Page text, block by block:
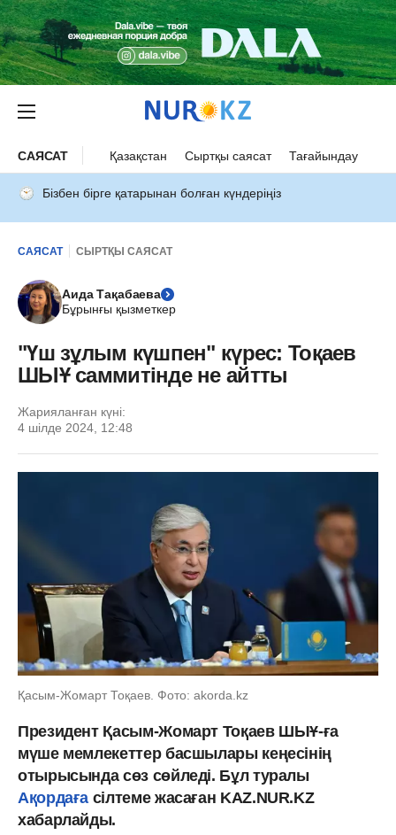
САЯСАТ Қазақстан Сыртқы саясат Тағайындау
Бізбен бірге қатарынан болған күндеріңіз
САЯСАТ СЫРТҚЫ САЯСАТ
Аида Тақабаева
Бұрынғы қызметкер
"Үш зұлым күшпен" күрес: Тоқаев
ШЫҰ саммитінде не айтты
Жарияланған күні:
4 шілде 2024, 12:48
Қасым-Жомарт Тоқаев. Фото: akorda.kz
Президент Қасым-Жомарт Тоқаев ШЫҰ-ға
мүше мемлекеттер басшылары кеңесінің
отырысында сөз сөйледі. Бұл туралы
Ақордаға сілтеме жасаған KAZ.NUR.KZ
хабарлайды.